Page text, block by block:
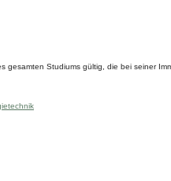
Studiums gültig, die bei seiner